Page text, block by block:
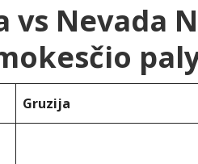
vs Nevada
Gruzija